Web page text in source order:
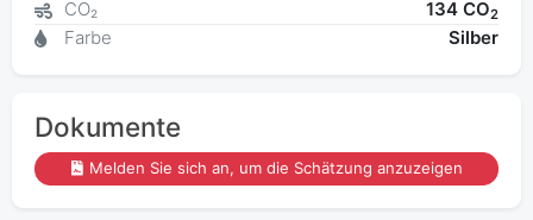
CO₂
134 CO2
Farbe Silber
Dokumente
Melden Sie sich an, um die Schätzung anzuzeigen